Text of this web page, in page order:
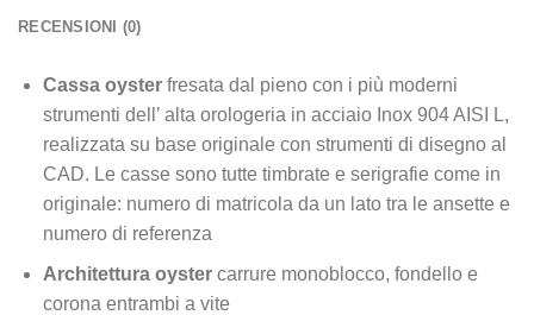
RECENSIONI (0)
Cassa oyster fresata dal pieno con i più moderni
strumenti dell’ alta orologeria in acciaio Inox 904 AISI L,
realizzata su base originale con strumenti di disegno al
CAD. Le casse sono tutte timbrate e serigrafie come in
originale: numero di matricola da un lato tra le ansette e
numero di referenza
Architettura oyster carrure monoblocco, fondello e
corona entrambi a vite